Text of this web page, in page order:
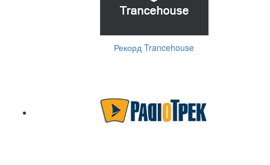
Рекорд Trancehouse